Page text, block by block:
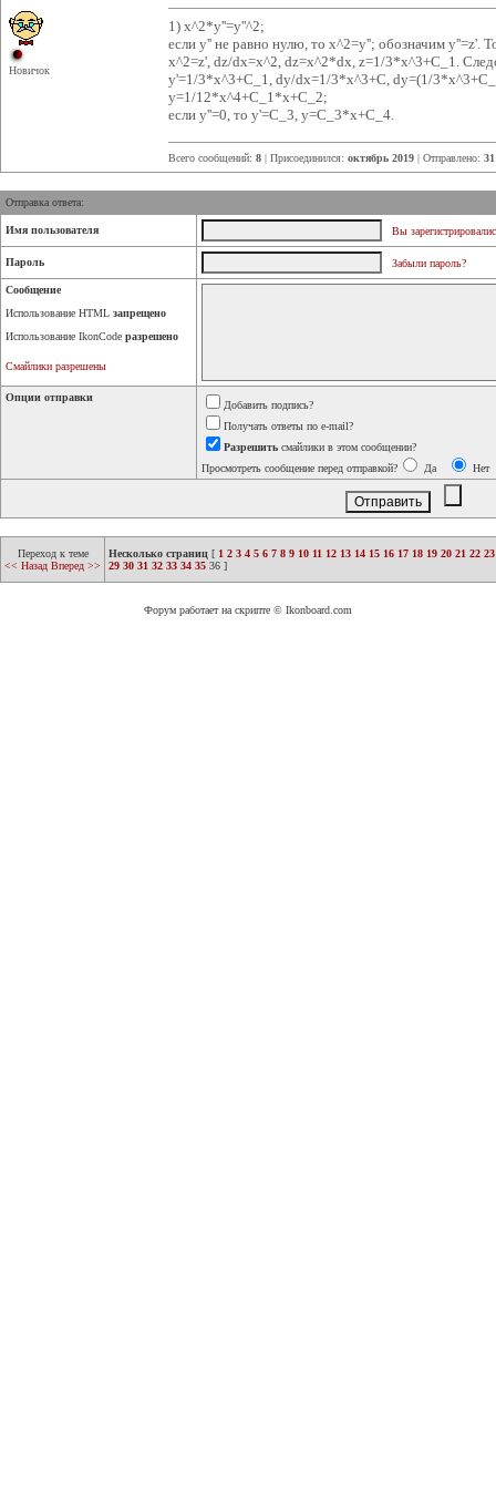
Новичок
1) x^2*y''=y''^2;
если y'' не равно нулю, то x^2=y''; обозначим y''=z'.
x^2=z', dz/dx=x^2, dz=x^2*dx, z=1/3*x^3+C_1.
y'=1/3*x^3+C_1, dy/dx=1/3*x^3+C, dy=(1/
y=1/12*x^4+C_1*x+C_2;
если y''=0, то y'=C_3, y=C_3*x+C_4.
Всего сообщений: 8 | Присоединился: октябрь 2019 | Отправлено:
Отправка ответа:
Имя пользователя Вы
Пароль Забыли пароль?
Сообщение
Использование HTML запрещено
Использование IkonCode разрешено
Смайлики разрешены
Опции отправки
Добавить подпись?
Получать ответы по e-mail?
Разрешить смайлики в этом сообщении?
Просмотреть сообщение перед отправкой?
Да Нет
Переход к теме
<< Назад Вперед >>
Несколько страниц [ 1 2 3 4 5 6 7 8 9 10 11 12 13 14 15 16 17 18 19 20 21 22 23
29 30 31 32 33 34 35 36 ]
Форум работает на скрипте © Ikonboard.com